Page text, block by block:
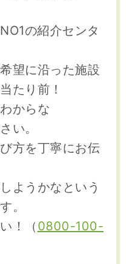
の紹介センタ
望に沿った施設
たり前！
からな
い。
方を丁寧にお伝
ようかなという
。
！（ 0800-100-